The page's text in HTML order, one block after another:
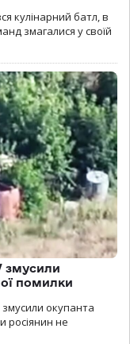
кулінарний батл, в
змагалися у своїй
змусили
помилки
змусили окупанта
росіянин не